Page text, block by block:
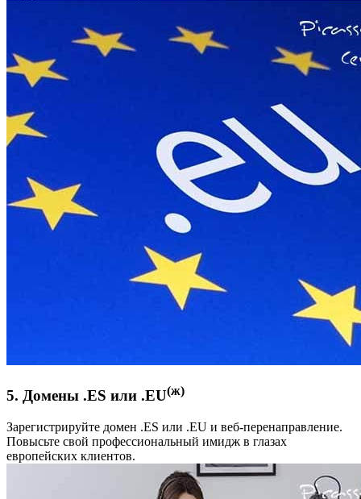
5. Домены .ES или .EU(ж)
Зарегистрируйте домен .ES или .EU и веб-перенаправление.
Повысьте свой профессиональный имидж в глазах
европейских клиентов.